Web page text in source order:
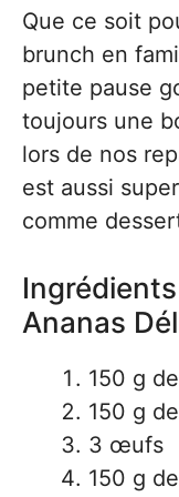
Que ce soit
brunch en
petite pause
toujours une
lors de nos
est aussi
comme
Ananas
150 g
150 g
3 œufs
150 g